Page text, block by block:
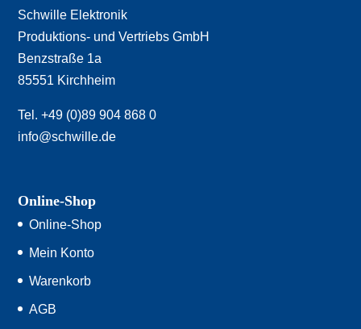
Schwille Elektronik
Produktions- und Vertriebs GmbH
Benzstraße 1a
85551 Kirchheim
Tel. +49 (0)89 904 868 0
info@schwille.de
Online-Shop
Online-Shop
Mein Konto
Warenkorb
AGB